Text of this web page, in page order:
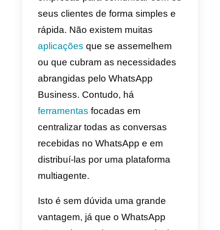
artigo, vamos nomear as
melhores alternativas ao
WhatsApp Business.
OWhatsApp Business
essas necessidades das
empresas para comunicar com
seus clientes de forma simples e
rápida. Não existem muitas
aplicaçõesque se assemelhem
ou que cubram as necessidades